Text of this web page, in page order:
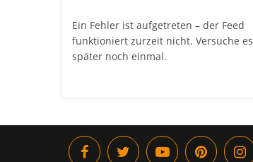
Ein Fehler ist aufgetreten – der Feed
funktioniert zurzeit nicht. Versuche es
später noch einmal.